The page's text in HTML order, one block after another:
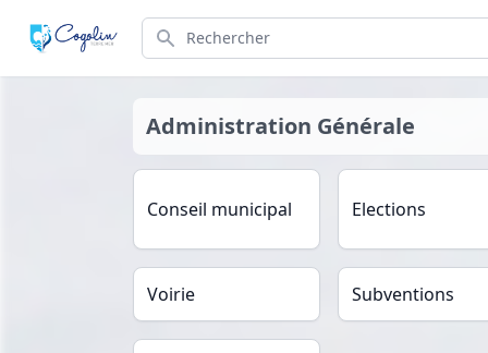
Search
Administration Générale
Conseil municipal Elections
Voirie Subventions